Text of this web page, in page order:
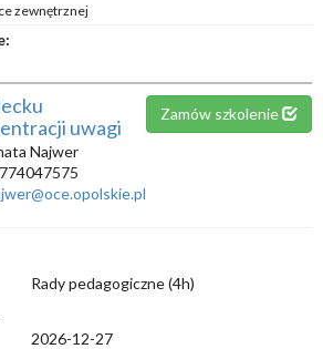
zewnętrznej
uwagi
Zamów szkolenie
Najwer
Rady pedagogiczne (4h)
2026-12-27